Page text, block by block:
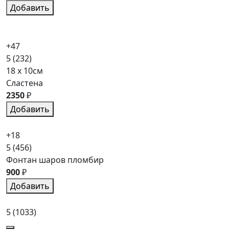
Добавить
+47
5(232)
18 x 10см
Сластена
2350₽
Добавить
+18
5(456)
Фонтан шаров пломбир
900₽
Добавить
5(1033)